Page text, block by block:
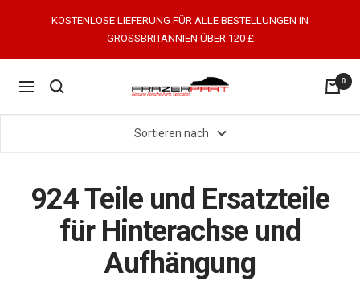
KOSTENLOSE LIEFERUNG FÜR ALLE BESTELLUNGEN IN
GROSSBRITANNIEN ÜBER 120 £
Navigation
FrazerPart
0
Sortieren nach
924 Teile und Ersatzteile
für Hinterachse und
Aufhängung